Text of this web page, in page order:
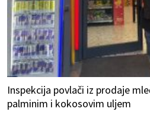
Inspekcija povlači iz prodaje
palminim i kokosovim uljem